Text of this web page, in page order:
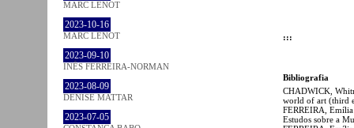
MARC LENOT
2023-10-16
MARC LENOT
2023-09-10
INÊS FERREIRA-NORMAN
2023-08-09
DENISE MATTAR
2023-07-05
:::
Bibliografia
CHADWICK,
world of art (third
FERREIRA, Emília
Estudos sobre a